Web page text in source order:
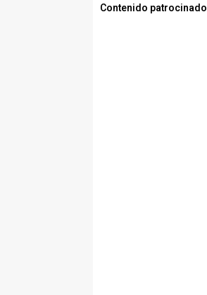
Contenido patrocinado